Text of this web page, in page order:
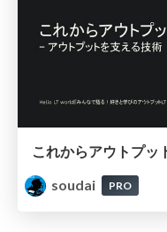
soudai
PRO